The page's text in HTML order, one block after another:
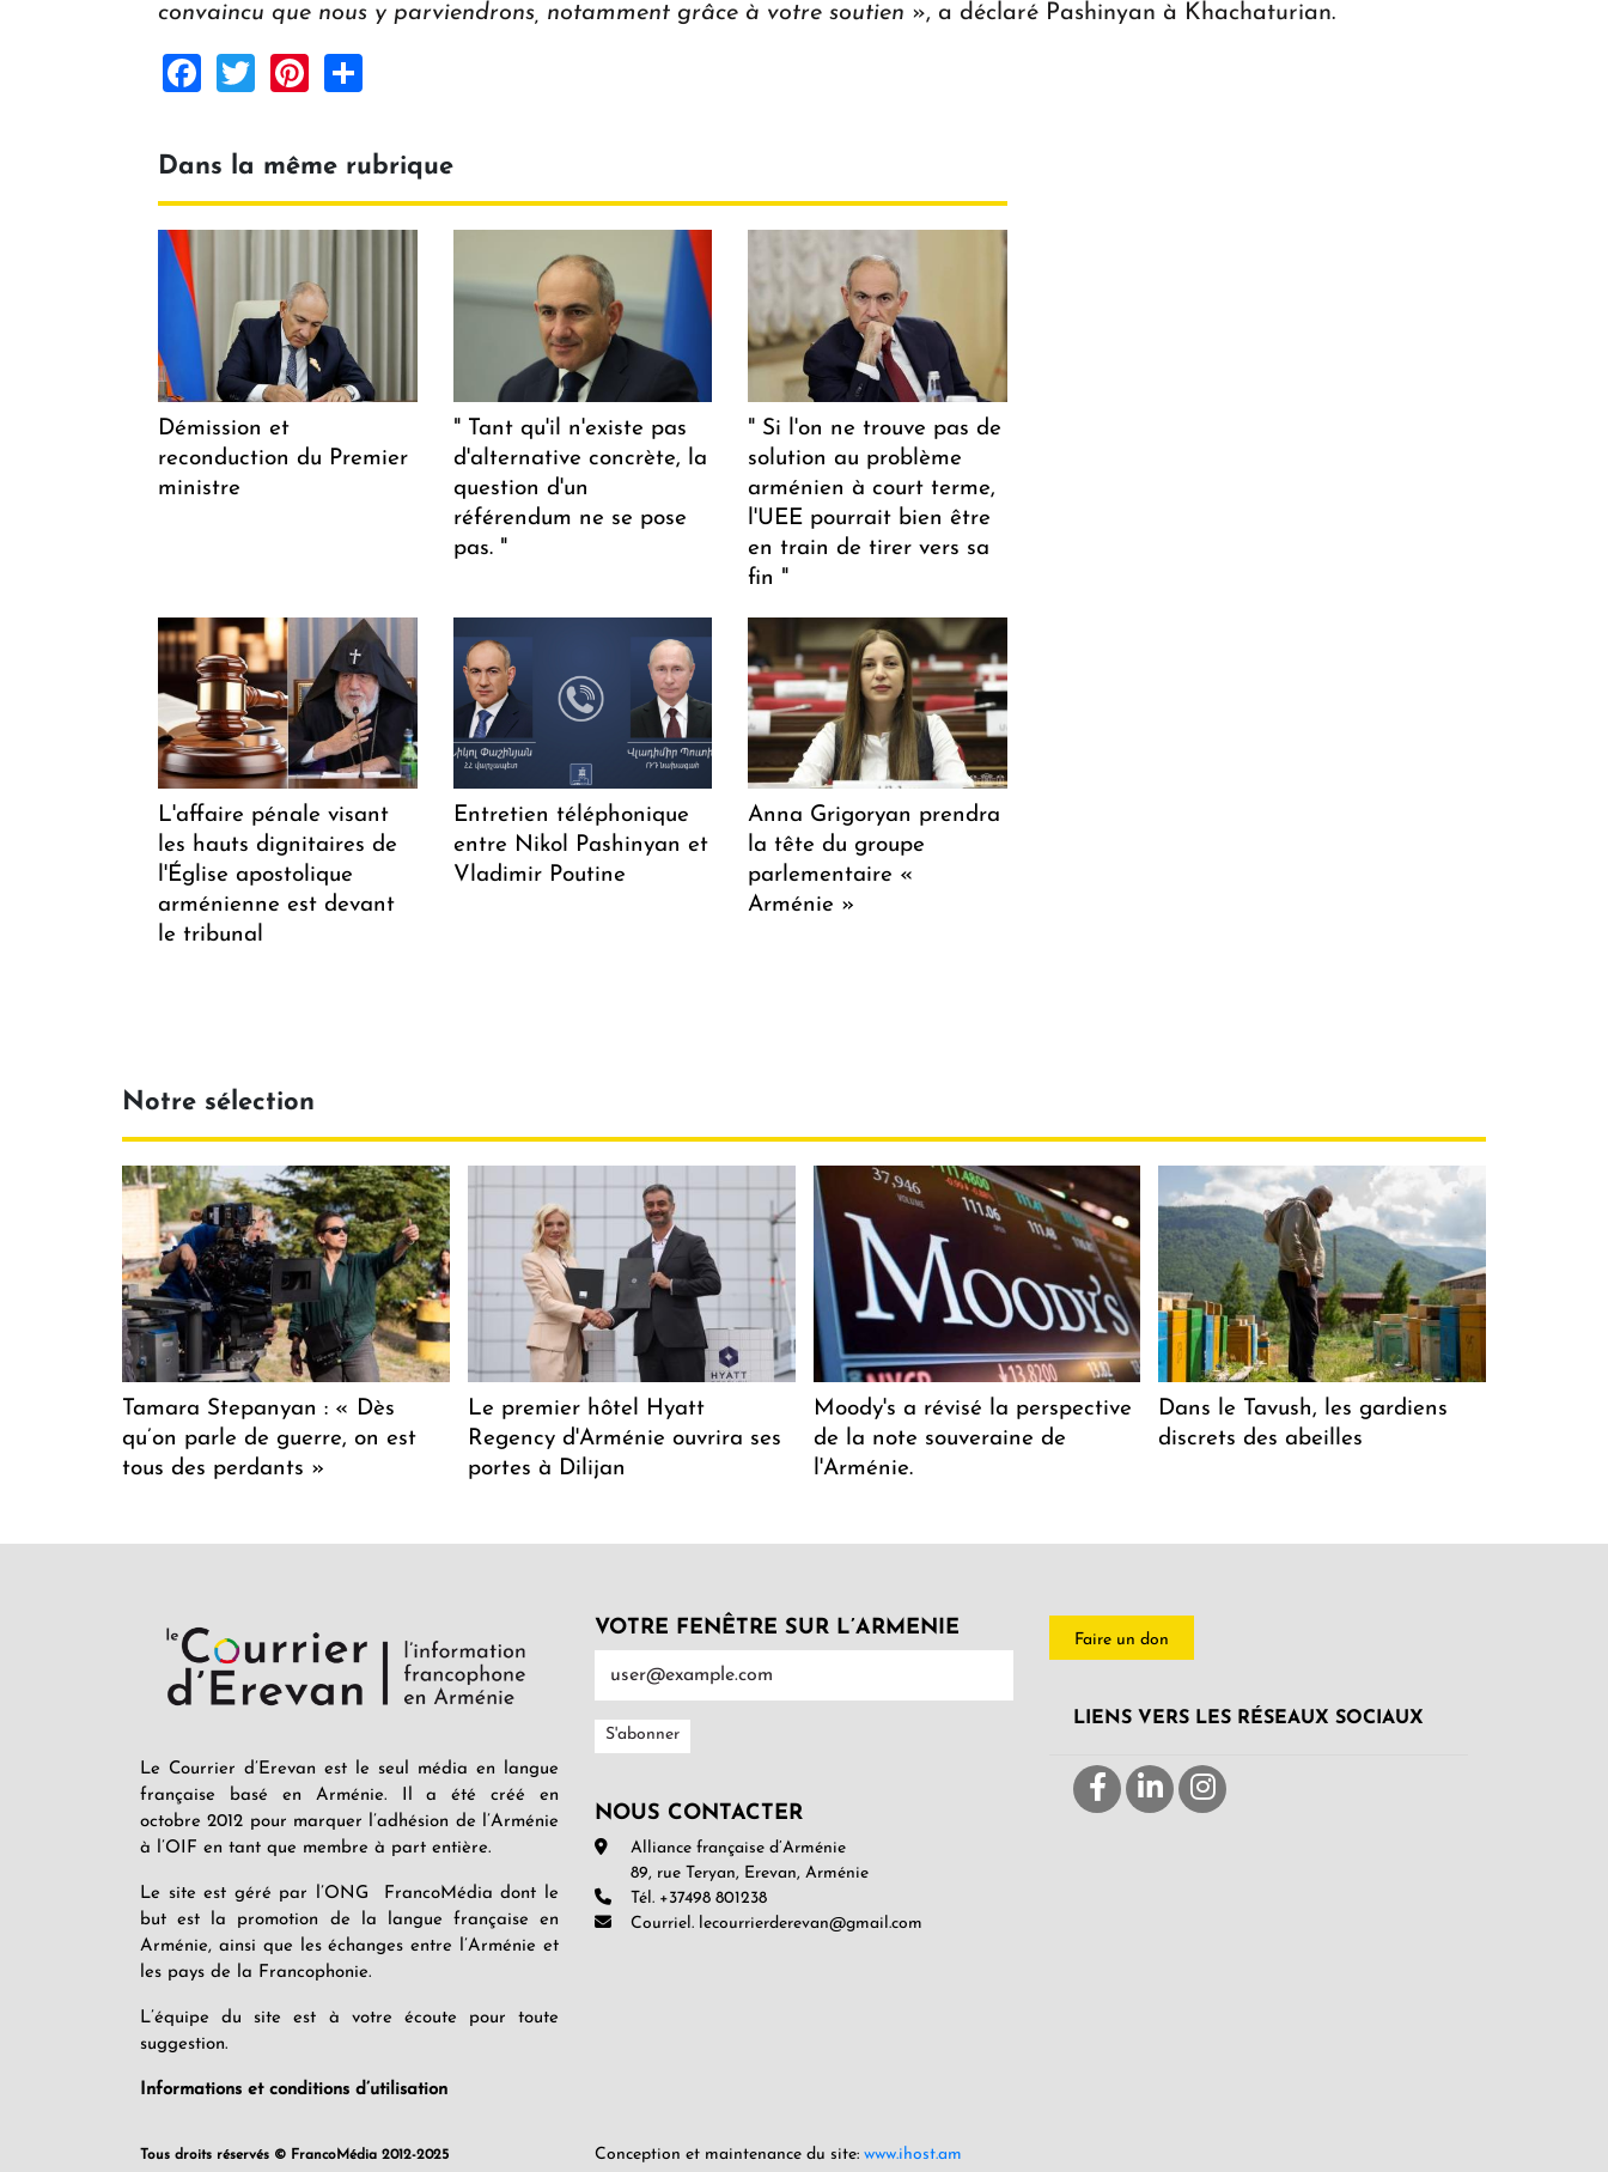
convaincu que nous y parviendrons, notamment grâce à votre soutien », a déclaré Pashinyan à Khachaturian.
Facebook
TwitterPinterest
Dans la même rubrique
Démission et
reconduction du Premier
ministre
" Tant qu'il n'existe pas
d'alternative concrète, la
question d'un
référendum ne se pose
pas. "
" Si l'on ne trouve pas de
solution au problème
arménien à court terme,
l'UEE pourrait bien être
en train de tirer vers sa
fin "
L'affaire pénale visant
les hauts dignitaires de
l'Église apostolique
arménienne est devant
le tribunal
Entretien téléphonique
entre Nikol Pashinyan et
Vladimir Poutine
Anna Grigoryan prendra
la tête du groupe
parlementaire «
Arménie »
Notre sélection
Tamara Stepanyan : « Dès
qu’on parle de guerre, on est
tous des perdants »
Le premier hôtel Hyatt
Regency d'Arménie ouvrira ses
portes à Dilijan
Moody's a révisé la perspective
de la note souveraine de
l'Arménie.
Dans le Tavush, les gardiens
discrets des abeilles
Le Courrier d’Erevan est le seul média en langue
française basé en Arménie. Il a été créé en
octobre 2012 pour marquer l’adhésion de l’Arménie
à l’OIF en tant que membre à part entière.
Le site est géré par l’ONG FrancoMédia dont le
but est la promotion de la langue française en
Arménie, ainsi que les échanges entre l’Arménie et
les pays de la Francophonie.
L’équipe du site est à votre écoute pour toute
suggestion.
Informations et conditions d’utilisation
Tous droits réservés © FrancoMédia 2012-2025
VOTRE FENÊTRE SUR L’ARMENIE
NOUS CONTACTER
Alliance française d’Arménie
89, rue Teryan, Erevan, Arménie
Tél. +37498 801238
Courriel. lecourrierderevan@gmail.com
Conception et maintenance du site: www.ihost.am
Faire un don
LIENS VERS LES RÉSEAUX SOCIAUX